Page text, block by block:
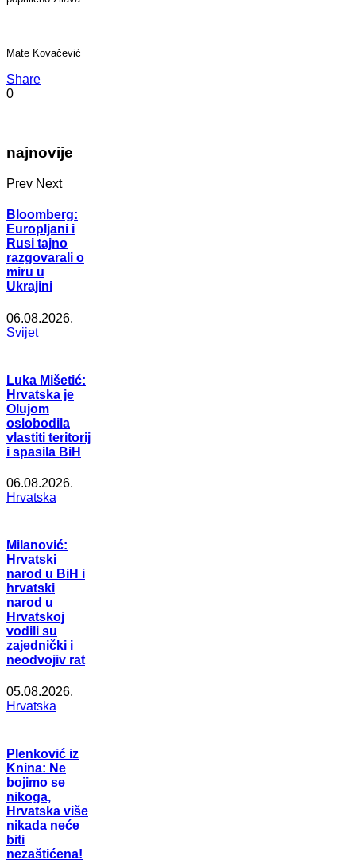
Mate Kovačević
Share
0
najnovije
Prev Next
Bloomberg:
Europljani i
Rusi tajno
razgovarali o
miru u
Ukrajini
06.08.2026.
Svijet
Luka Mišetić:
Hrvatska je
Olujom
oslobodila
vlastiti teritorij
i spasila BiH
06.08.2026.
Hrvatska
Milanović:
Hrvatski
narod u BiH i
hrvatski
narod u
Hrvatskoj
vodili su
zajednički i
neodvojiv rat
05.08.2026.
Hrvatska
Plenković iz
Knina: Ne
bojimo se
nikoga,
Hrvatska više
nikada neće
biti
nezaštićena!